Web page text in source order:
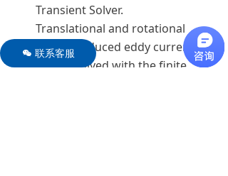
Transient Solver.
Translational and rotational
motion induced eddy current field
can be solved with the finite
너 联系客服